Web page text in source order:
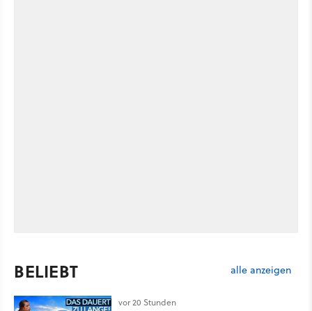
BELIEBT alle anzeigen
vor 20 Stunden